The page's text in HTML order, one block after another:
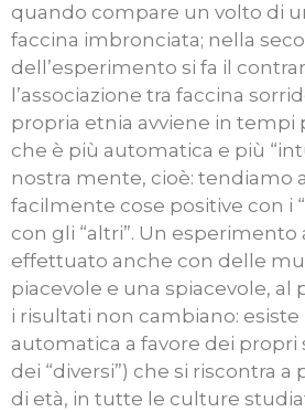
quando compare un volto di
faccina imbronciata; nella
dell’esperimento si fa il
l’associazione tra faccina
propria etnia avviene in tempi
che è più automatica e più
nostra mente, cioè: tendiamo
facilmente cose positive con i
con gli “altri”. Un esperimento
effettuato anche con delle
piacevole e una spiacevole, al
i risultati non cambiano:
automatica a favore dei propri
dei “diversi”) che si riscontra a
di età, in tutte le culture